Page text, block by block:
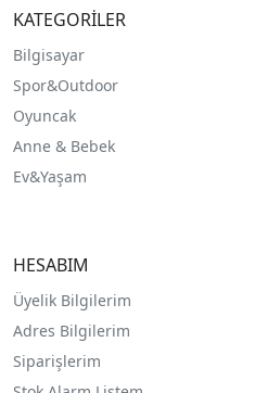
KATEGORİLER
Bilgisayar
Spor&Outdoor
Oyuncak
Anne & Bebek
Ev&Yaşam
HESABIM
Üyelik Bilgilerim
Adres Bilgilerim
Siparişlerim